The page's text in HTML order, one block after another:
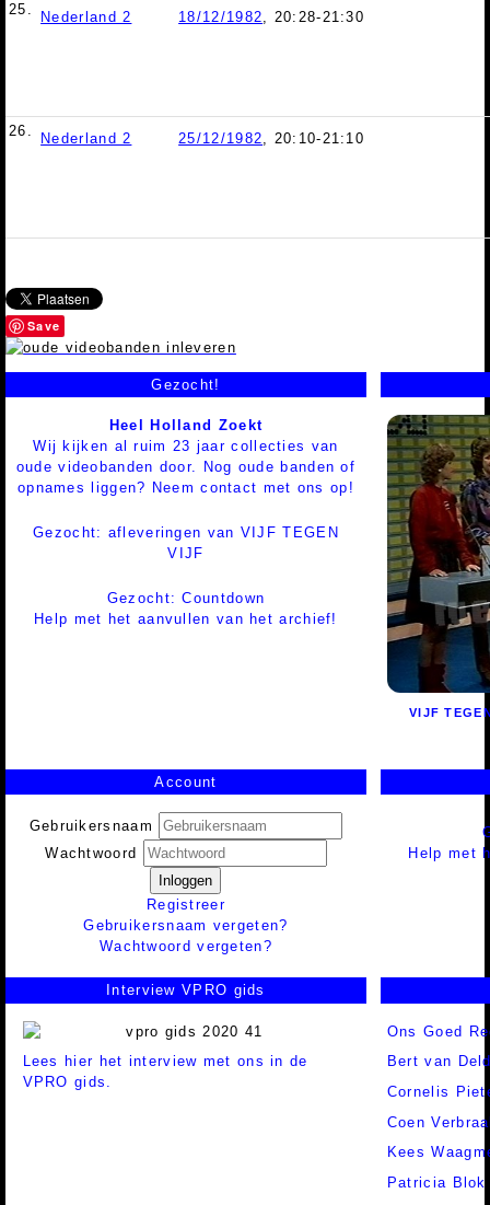
25. Nederland 2 18/12/1982, 20:28-21:30
26. Nederland 2 25/12/1982, 20:10-21:10
Save
Gezocht!
Heel Holland Zoekt
Wij kijken al ruim 23 jaar collecties van
oude videobanden door. Nog oude banden of
opnames liggen? Neem contact met ons op!
Gezocht: afleveringen van VIJF TEGEN
VIJF
Gezocht: Countdown
Help met het aanvullen van het archief!
VIJF
Account
Gebruikersnaam
Wachtwoord
Inloggen
Registreer
Gebruikersnaam vergeten?
Wachtwoord vergeten?
Help met
Interview VPRO gids
Lees hier het interview met ons in de
VPRO gids.
Ons Goed
Bert van
Cornelis
Coen
Kees
Patricia Blok